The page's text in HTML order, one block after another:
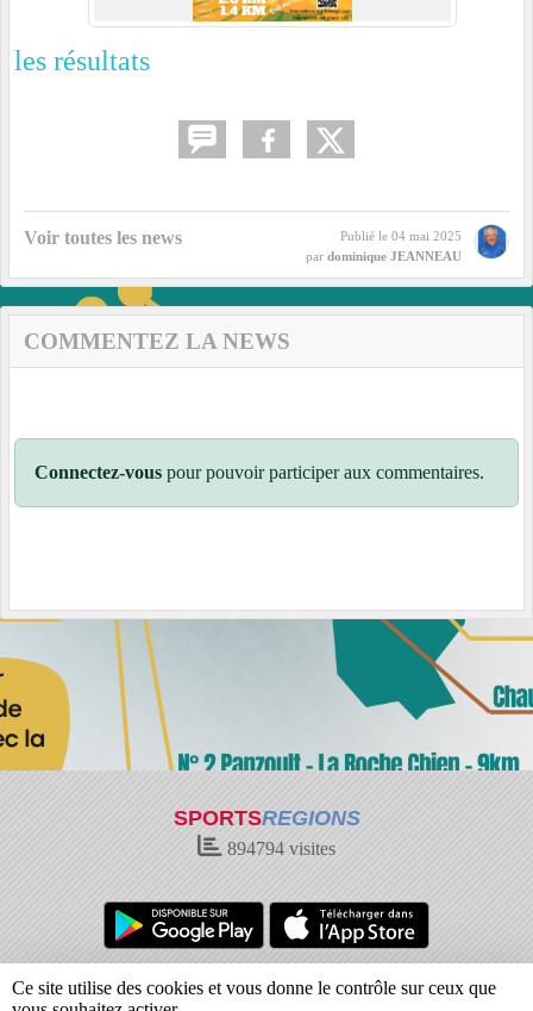
les résultats
Voir toutes les news Publié le 04 mai 2025
par dominique JEANNEAU
COMMENTEZ LA NEWS
Connectez-vous pour pouvoir participer aux commentaires.
SPORTSREGIONS
894794 visites
Charte cookies
Gestion des cookies
Informations légales
Ce site utilise des cookies et vous donne le contrôle sur ceux que